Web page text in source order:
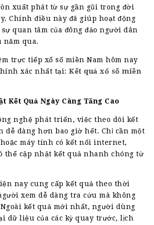
xuất phát từ sự gần gũi trong đời
Chính điều này đã giúp hoạt động
quan tâm của đông đảo người dân
năm qua.
trực tiếp xổ số miền Nam hôm nay
xác nhất tại: Kết quả xổ số miền
Kết Quả Ngày Càng Tăng Cao
nghệ phát triển, việc theo dõi kết
dễ dàng hơn bao giờ hết. Chỉ cần một
máy tính có kết nối internet,
thể cập nhật kết quả nhanh chóng từ
nay cung cấp kết quả theo thời
xem dễ dàng tra cứu mà không
kết quả mới nhất, người dùng
dữ liệu của các kỳ quay trước, lịch